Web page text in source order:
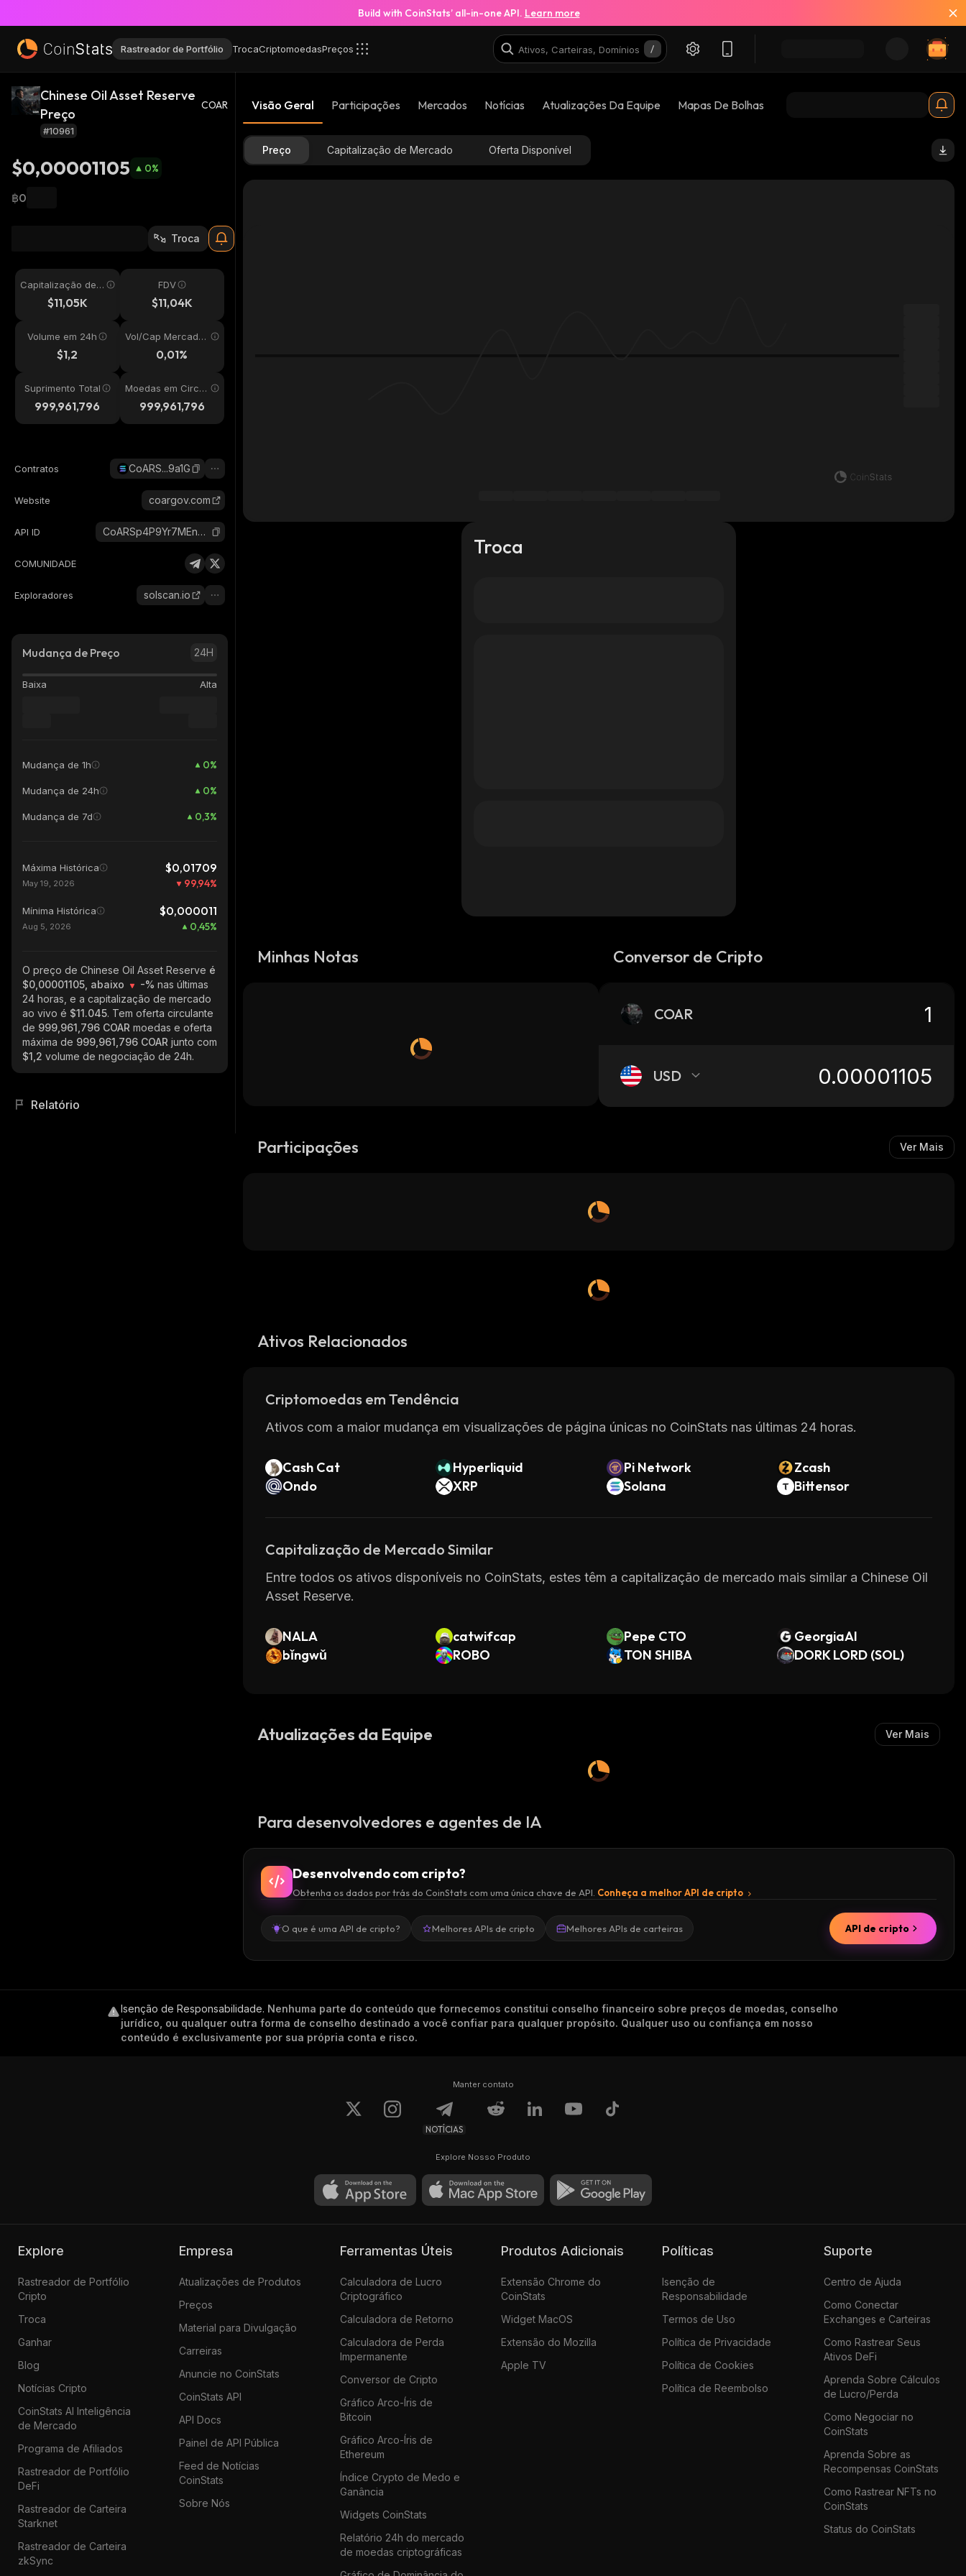
Build with CoinStats’ all-in-one API. Learn more
Rastreador de Portfólio TrocaCriptomoedasPreços
Chinese Oil Asset Reserve
Preço
COAR
#10961
$0,00001105 0%
฿0
Troca
Capitalização de
Mercado$11,05K
FDV
$11,04K
Volume em 24h
$1,2
Vol/Cap Mercado
0,01%
Suprimento Total
999,961,796
Moedas em Circul
ação999,961,796
Contratos CoARS...9a1G
Website coargov.com
API ID CoARSp4P9Yr7MEnKMZE7chyAkK3mNbPFyArdQeMm9a1G_solana
COMUNIDADE
Exploradores solscan.io
Mudança de Preço 24H
Baixa Alta
Mudança de 1h 0%
Mudança de 24h 0%
Mudança de 7d 0,3%
Máxima Histórica $0,01709
May 19, 2026 99,94%
Mínima Histórica $0,000011
Aug 5, 2026 0,45%
O preço de Chinese Oil Asset Reserve é
$0,00001105, abaixo
-% nas últimas
24 horas, e a capitalização de mercado
ao vivo é $11.045. Tem oferta circulante
de 999,961,796 COAR moedas e oferta
máxima de 999,961,796 COAR junto com
$1,2 volume de negociação de 24h.
Relatório
Visão Geral Participações Mercados Notícias Atualizações Da Equipe Mapas De Bolhas
Preço Capitalização de Mercado Oferta Disponível
Troca
Minhas Notas Conversor de Cripto
COAR
USD
Participações Ver Mais
Ativos Relacionados
Criptomoedas em Tendência
Ativos com a maior mudança em visualizações de página únicas no CoinStats nas últimas 24 horas.
Cash Cat Hyperliquid Pi Network
Zcash
Ondo
XRP Solana Bittensor
Capitalização de Mercado Similar
Entre todos os ativos disponíveis no CoinStats, estes têm a capitalização de mercado mais similar a Chinese Oil
Asset Reserve.
NALA catwifcap Pepe CTO
GeorgiaAI
bǐngwǔ
ROBO TON SHIBA DORK LORD (SOL)
Atualizações da Equipe Ver Mais
Para desenvolvedores e agentes de IA
Desenvolvendo com cripto?
Obtenha os dados por trás do CoinStats com uma única chave de API. Conheça a melhor API de cripto
O que é uma API de cripto? Melhores APIs de cripto Melhores APIs de carteiras API de cripto
Isenção de Responsabilidade. Nenhuma parte do conteúdo que fornecemos constitui conselho financeiro sobre preços de moedas, conselho
jurídico, ou qualquer outra forma de conselho destinado a você confiar para qualquer propósito. Qualquer uso ou confiança em nosso
conteúdo é exclusivamente por sua própria conta e risco.
Manter contato
NOTÍCIAS
Explore Nosso Produto
Explore
Rastreador de Portfólio
Cripto
Troca
Ganhar
Blog
Notícias Cripto
CoinStats AI Inteligência
de Mercado
Programa de Afiliados
Rastreador de Portfólio
DeFi
Rastreador de Carteira
Starknet
Rastreador de Carteira
zkSync
Empresa
Atualizações de Produtos
Preços
Material para Divulgação
Carreiras
Anuncie no CoinStats
CoinStats API
API Docs
Painel de API Pública
Feed de Notícias
CoinStats
Sobre Nós
Ferramentas Úteis
Calculadora de Lucro
Criptográfico
Calculadora de Retorno
Calculadora de Perda
Impermanente
Conversor de Cripto
Gráfico Arco-Íris de
Bitcoin
Gráfico Arco-Íris de
Ethereum
Índice Crypto de Medo e
Ganância
Widgets CoinStats
Relatório 24h do mercado
de moedas criptográficas
Produtos Adicionais
Extensão Chrome do
CoinStats
Widget MacOS
Extensão do Mozilla
Apple TV
Políticas
Isenção de
Responsabilidade
Termos de Uso
Política de Privacidade
Política de Cookies
Política de Reembolso
Suporte
Centro de Ajuda
Como Conectar
Exchanges e Carteiras
Como Rastrear Seus
Ativos DeFi
Aprenda Sobre Cálculos
de Lucro/Perda
Como Negociar no
CoinStats
Aprenda Sobre as
Recompensas CoinStats
Como Rastrear NFTs no
CoinStats
Status do CoinStats